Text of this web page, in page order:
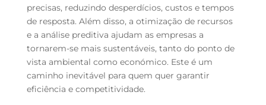
precisas, reduzindo desperdícios, custos e tempos
de resposta. Além disso, a otimização de recursos
e a análise preditiva ajudam as empresas a
tornarem-se mais sustentáveis, tanto do ponto de
vista ambiental como económico. Este é um
caminho inevitável para quem quer garantir
eficiência e competitividade.